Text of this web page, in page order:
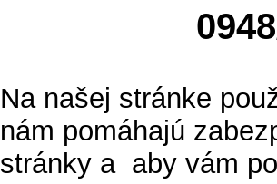
Na našej stránke
nám pomáhajú
stránky a aby vám